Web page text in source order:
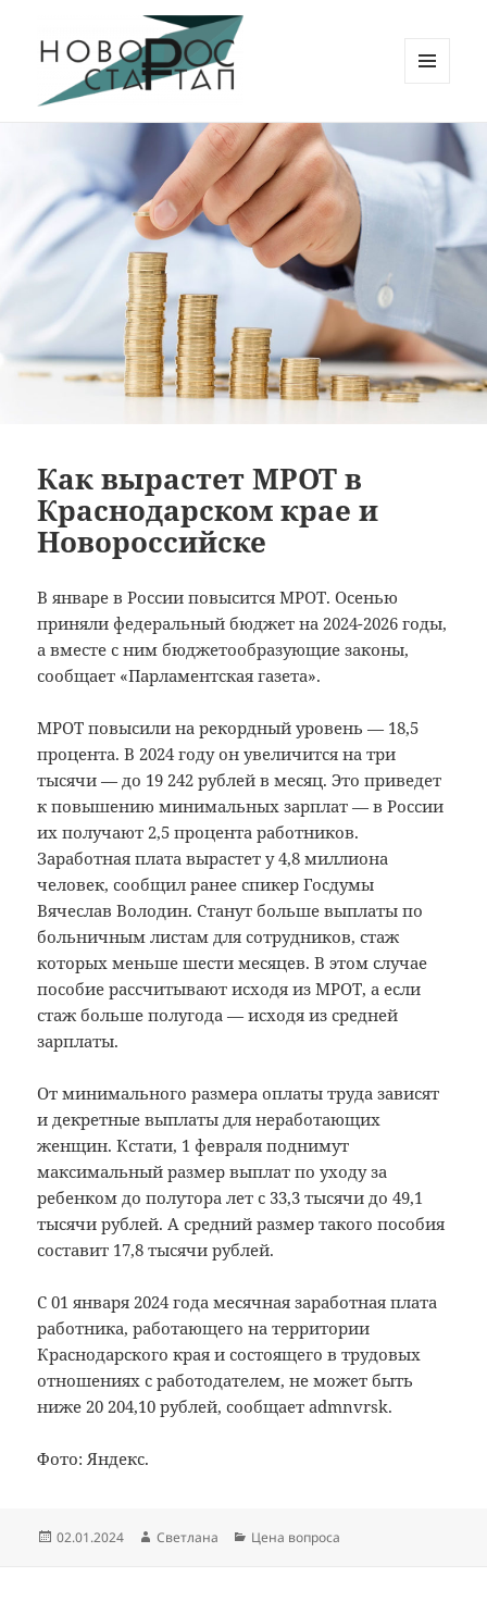
Новорос Стартап
ВИДЖЕТЫ
Как вырастет МРОТ в
Краснодарском крае и
Новороссийске
В январе в России повысится МРОТ. Осенью
приняли федеральный бюджет на 2024-2026 годы,
а вместе с ним бюджетообразующие законы,
сообщает «Парламентская газета».
МРОТ повысили на рекордный уровень — 18,5
процента. В 2024 году он увеличится на три
тысячи — до 19 242 рублей в месяц. Это приведет
к повышению минимальных зарплат — в России
их получают 2,5 процента работников.
Заработная плата вырастет у 4,8 миллиона
человек, сообщил ранее спикер Госдумы
Вячеслав Володин. Станут больше выплаты по
больничным листам для сотрудников, стаж
которых меньше шести месяцев. В этом случае
пособие рассчитывают исходя из МРОТ, а если
стаж больше полугода — исходя из средней
зарплаты.
От минимального размера оплаты труда зависят
и декретные выплаты для неработающих
женщин. Кстати, 1 февраля поднимут
максимальный размер выплат по уходу за
ребенком до полутора лет с 33,3 тысячи до 49,1
тысячи рублей. А средний размер такого пособия
составит 17,8 тысячи рублей.
C 01 января 2024 года месячная заработная плата
работника, работающего на территории
Краснодарского края и состоящего в трудовых
отношениях с работодателем, не может быть
ниже 20 204,10 рублей, сообщает admnvrsk.
Фото: Яндекс.
Опубликовано
02.01.2024 Автор
Светлана Рубрики
Цена вопроса